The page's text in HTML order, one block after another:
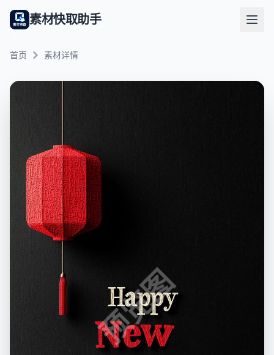
素材快取助手
首页 素材详情
预览图